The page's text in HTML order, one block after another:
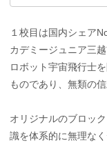
１校目は国内シェア
カデミージュニア三
ロボット宇宙飛行士
ものであり、無類の
オリジナルのブロッ
識を体系的に無理な